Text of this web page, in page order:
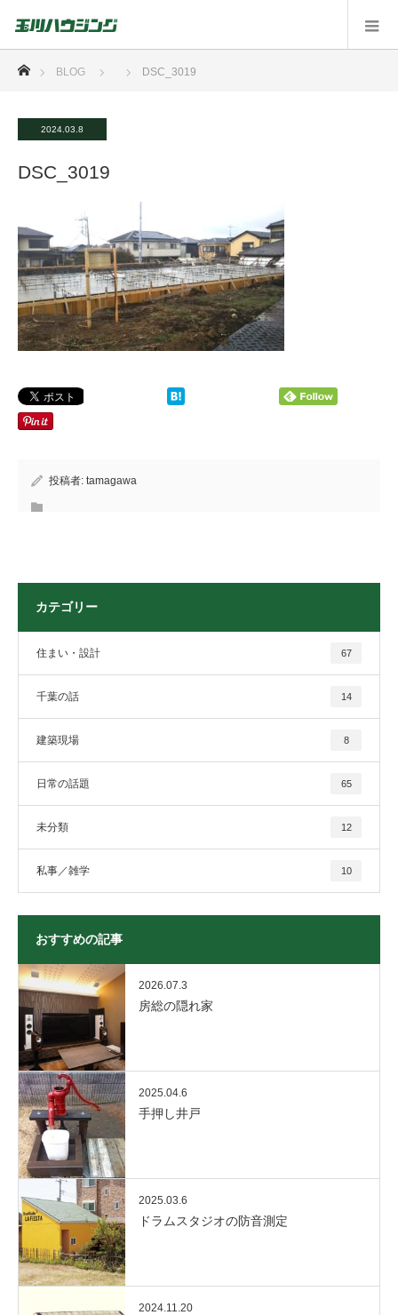
ホーム
BLOG DSC_3019
2024.03.8
DSC_3019
投稿者: tamagawa
カテゴリー
住まい・設計 67
千葉の話 14
建築現場 8
日常の話題 65
未分類 12
私事／雑学 10
おすすめの記事
2026.07.3
房総の隠れ家
2025.04.6
手押し井戸
2025.03.6
ドラムスタジオの防音測定
2024.11.20